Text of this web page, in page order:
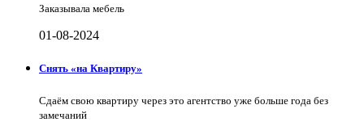
Заказывала мебель
01-08-2024
Снять «на Квартиру»
Сдаём свою квартиру через это агентство уже больше года без
замечаний